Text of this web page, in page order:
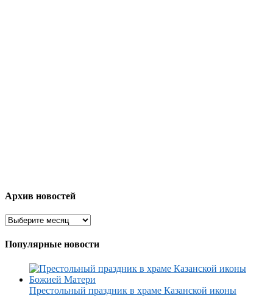
Архив новостей
Популярные новости
Престольный праздник в храме Казанской иконы